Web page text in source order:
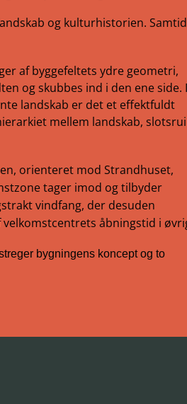
og kulturhistorien.
af byggefeltets ydre geometri,
og skubbes ind i den ene side. I
landskab er det et effektfuldt
mellem landskab,
orienteret mod Strandhuset,
tager imod og tilbyder
vindfang, der desuden
åbningstid i
bygningens koncept og to